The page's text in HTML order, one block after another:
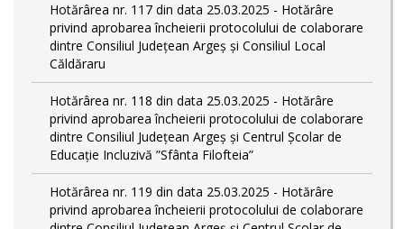
Hotărârea nr. 117 din data 25.03.2025 - Hotărâre
privind aprobarea încheierii protocolului de colaborare
dintre Consiliul Județean Argeș și Consiliul Local
Căldăraru
Hotărârea nr. 118 din data 25.03.2025 - Hotărâre
privind aprobarea încheierii protocolului de colaborare
dintre Consiliul Județean Argeș și Centrul Școlar de
Educație Incluzivă ”Sfânta Filofteia”
Hotărârea nr. 119 din data 25.03.2025 - Hotărâre
privind aprobarea încheierii protocolului de colaborare